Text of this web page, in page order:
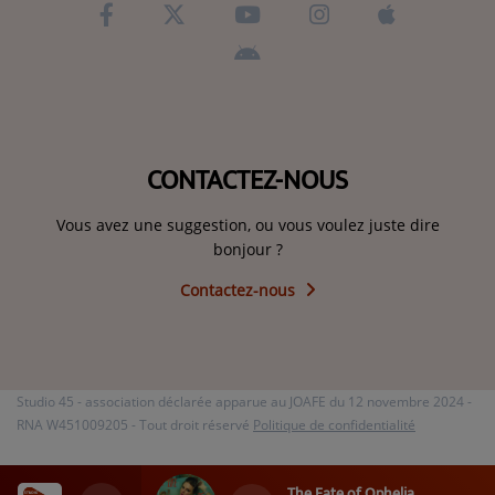
CONTACTEZ-NOUS
Vous avez une suggestion, ou vous voulez juste dire
bonjour ?
Contactez-nous
Studio 45 - association déclarée apparue au JOAFE du 12 novembre 2024 -
RNA W451009205 - Tout droit réservé Politique de confidentialité